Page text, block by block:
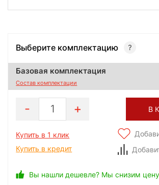
Выберите комплектацию
Базовая комплектация
Состав комплектации
1 В
Купить в 1 клик
Купить в кредит
Вы нашли дешевле? Мы снизим цену